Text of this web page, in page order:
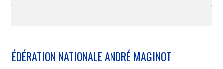
FÉDÉRATION NATIONALE ANDRÉ MAGINOT